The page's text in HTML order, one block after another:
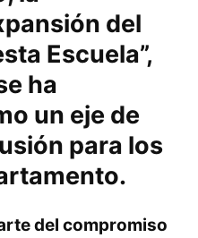
del
Escuela”,
ha
un eje de
para los
del compromiso